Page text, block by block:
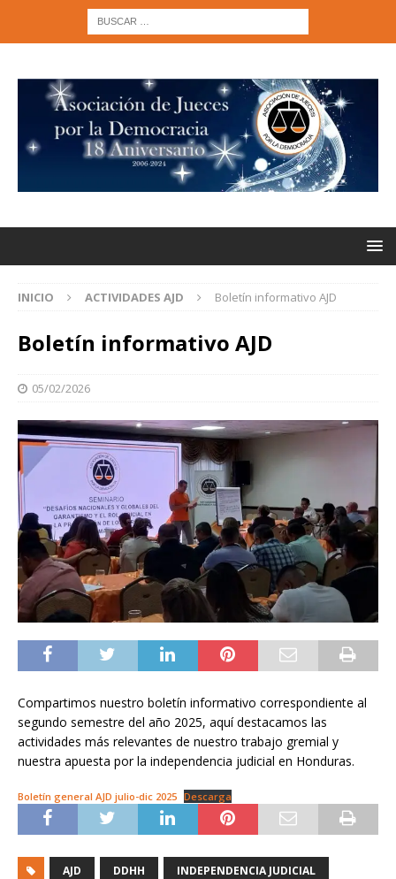
INICIO ACTIVIDADES AJD Boletín informativo AJD
Boletín informativo AJD
05/02/2026
Compartimos nuestro boletín informativo correspondiente al
segundo semestre del año 2025, aquí destacamos las
actividades más relevantes de nuestro trabajo gremial y
nuestra apuesta por la independencia judicial en Honduras.
Boletín general AJD julio-dic 2025 Descarga
AJD DDHH INDEPENDENCIA JUDICIAL